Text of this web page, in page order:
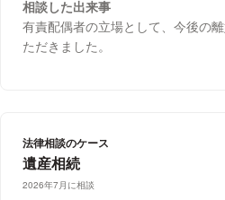
相談した出来事
有責配偶者の立場として、今後の
ただきました。
法律相談のケース
遺産相続
2026年7月に相談